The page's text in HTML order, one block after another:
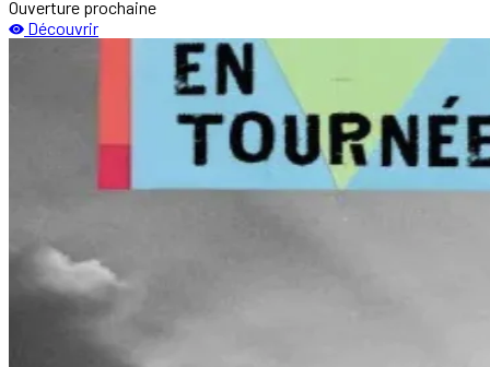
Ouverture prochaine
Découvrir